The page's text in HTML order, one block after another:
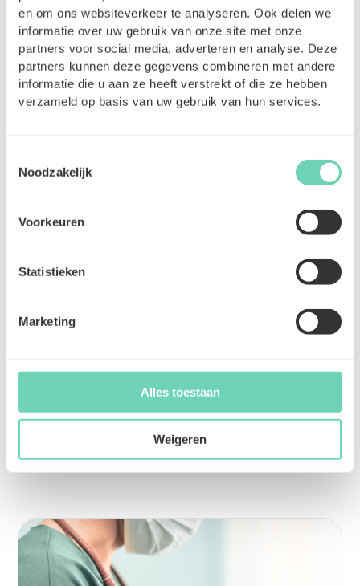
en om ons websiteverkeer te analyseren. Ook delen we
informatie over uw gebruik van onze site met onze
partners voor social media, adverteren en analyse. Deze
partners kunnen deze gegevens combineren met andere
informatie die u aan ze heeft verstrekt of die ze hebben
verzameld op basis van uw gebruik van hun services.
Noodzakelijk
Voorkeuren
Statistieken
Marketing
Alles toestaan
Weigeren
Grâce à des partenaires comme ClickCare, vous
recevez le soutien nécessaire pour les aspects
administratifs et numériques de votre travail.
Conclusion
comme une menace. Au contraire : en tant
qu’infirmier ou aide-soignant indépendant, vous
charge de travail, simplifient votre administration
et améliorent la collaboration. Tant que le soin
humain reste central, la technologie est un allié
précieux.
Bron : Chambers and Partners (2025). Digital
Healthcare 2025 – Belgium: Trends &
Autres blogs